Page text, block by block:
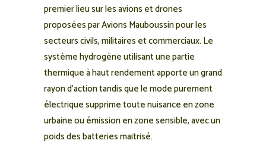
premier lieu sur les avions et drones
proposées par Avions Mauboussin pour les
secteurs civils, militaires et commerciaux. Le
système hydrogène utilisant une partie
thermique à haut rendement apporte un grand
rayon d’action tandis que le mode purement
électrique supprime toute nuisance en zone
urbaine ou émission en zone sensible, avec un
poids des batteries maitrisé.